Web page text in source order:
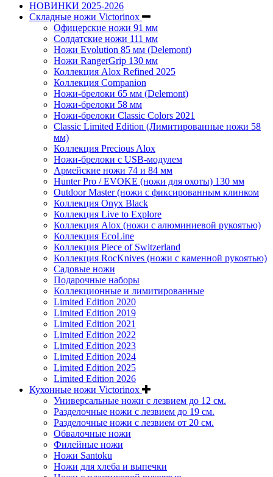
НОВИНКИ 2025-2026
Складные ножи Victorinox
Офицерские ножи 91 мм
Солдатские ножи 111 мм
Ножи Evolution 85 мм (Delemont)
Ножи RangerGrip 130 мм
Коллекция Alox Refined 2025
Коллекция Companion
Ножи-брелоки 65 мм (Delemont)
Ножи-брелоки 58 мм
Ножи-брелоки Classic Colors 2021
Classic Limited Edition (Лимитированные ножи 58
мм)
Коллекция Precious Alox
Ножи-брелоки с USB-модулем
Армейские ножи 74 и 84 мм
Hunter Pro / EVOKE (ножи для охоты) 130 мм
Outdoor Master (ножи с фиксированным клинком
Коллекция Onyx Black
Коллекция Live to Explore
Коллекция Alox (ножи с алюминиевой рукоятью)
Коллекция EcoLine
Коллекция Piece of Switzerland
Коллекция RocKnives (ножи с каменной рукоятью)
Садовые ножи
Подарочные наборы
Коллекционные и лимитированные
Limited Edition 2020
Limited Edition 2019
Limited Edition 2021
Limited Edition 2022
Limited Edition 2023
Limited Edition 2024
Limited Edition 2025
Limited Edition 2026
Кухонные ножи Victorinox
Универсальные ножи с лезвием до 12 см.
Разделочные ножи с лезвием до 19 см.
Разделочные ножи с лезвием от 20 см.
Обвалочные ножи
Филейные ножи
Ножи Santoku
Ножи для хлеба и выпечки